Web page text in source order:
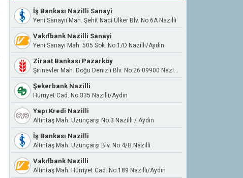
İş Bankası Nazilli Sanayi
Yeni Sanayii Mah. Şehit Naci Ülker Blv. No:6A Nazilli
Vakıfbank Nazilli Sanayi
Yeni Sanayi Mah. 505 Sok. No:1/D Nazilli/Aydın
Ziraat Bankası Pazarköy
Şirinevler Mah. Doğu Denizli Blv. No:26 09900 Nazilli Aydın
Şekerbank Nazilli
Hürriyet Cad. No:335 Nazilli/Aydın
Yapı Kredi Nazilli
Altıntaş Mah. Uzunçarşı No:3 Nazilli / Aydın
İş Bankası Nazilli
Altıntaş Mah. Uzunçarşı Blv. No:4/B Nazilli
Vakıfbank Nazilli
Altıntaş Mah. Hürriyet Cad. No:189 Nazilli/Aydın